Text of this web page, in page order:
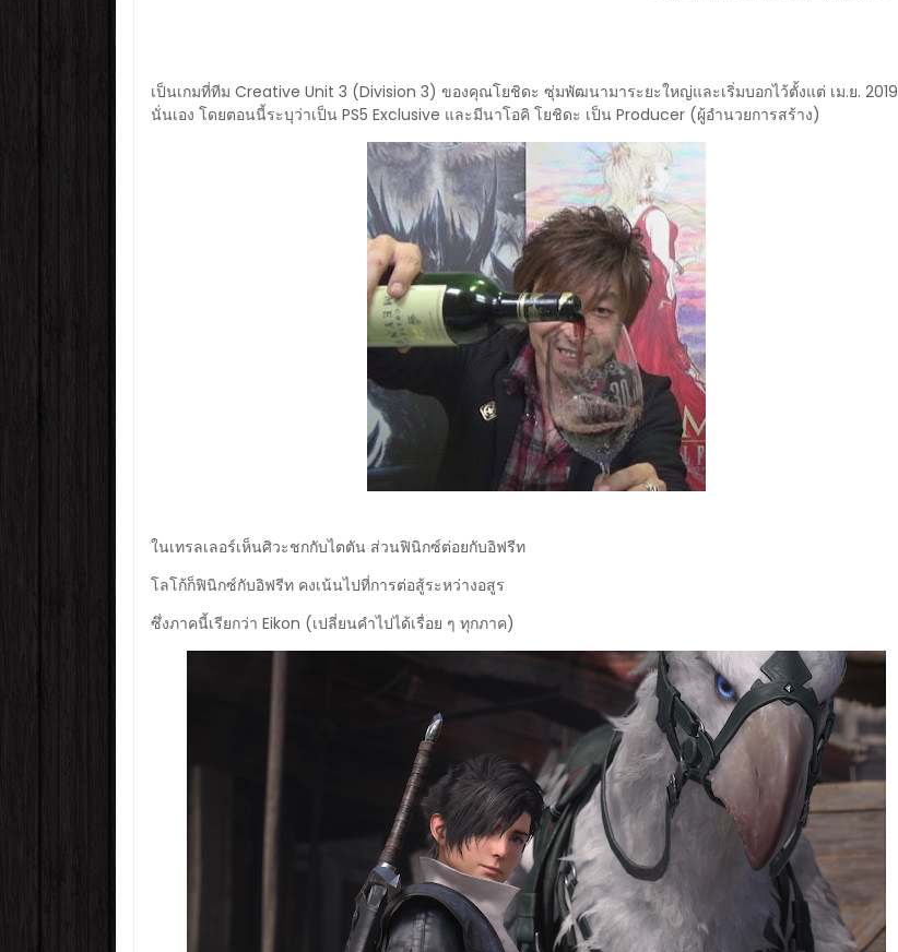
เป็นเกมที่ทีม Creative Unit 3 (Division 3) ของคุณโยชิดะ ซุ่มพัฒนามาระยะใหญ่และเริ่มบอกไว้ตั้งแต่ เม.ย. 2019
นั่นเอง โดยตอนนี้ระบุว่าเป็น PS5 Exclusive และมีนาโอคิ โยชิดะ เป็น Producer (ผู้อำนวยการสร้าง)
ในเทรลเลอร์เห็นศิวะชกกับไตตัน ส่วนฟินิกซ์ต่อยกับอิฟรีท
โลโก้ก็ฟินิกซ์กับอิฟรีท คงเน้นไปที่การต่อสู้ระหว่างอสูร
ซึ่งภาคนี้เรียกว่า Eikon (เปลี่ยนคำไปได้เรื่อย ๆ ทุกภาค)